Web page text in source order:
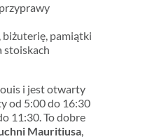
biżuterię, pamiątki
stoiskach
i jest otwarty
od 5:00 do 16:30
11:30. To dobre
Mauritiusa,